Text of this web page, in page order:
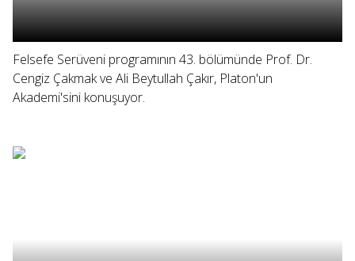
Felsefe Serüveni programının 43. bölümünde Prof. Dr.
Cengiz Çakmak ve Ali Beytullah Çakır, Platon'un
Akademi'sini konuşuyor.